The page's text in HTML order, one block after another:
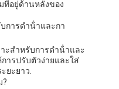
ที่อยู่ด้านหลังของ
การดําน้ําและกา
ะสําหรับการดําน้ําและ
ารปรับตัวง่ายและใส่
ยะยาว.
?